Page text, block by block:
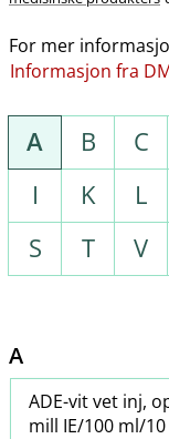
For mer
Informasjon fra
A B C
I
K L
S
T V
A
ADE-vit vet inj,
mill IE/100 ml/